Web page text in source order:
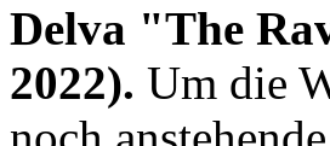
Delva "The
2022). Um die